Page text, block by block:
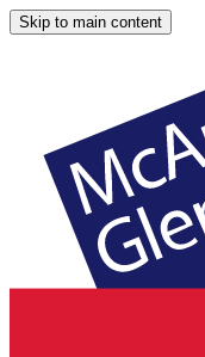
Skip to main content